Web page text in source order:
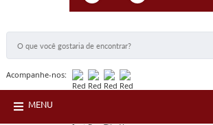
Acompanhe-nos:
MENU